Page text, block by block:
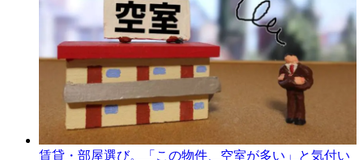
賃貸・部屋選び。「この物件、空室が多い」と気付い